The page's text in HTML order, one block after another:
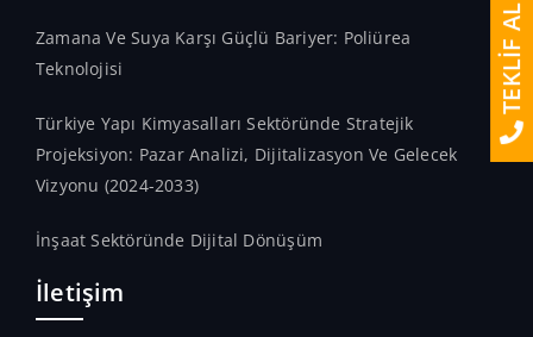
Zamana Ve Suya Karşı Güçlü Bariyer: Poliürea
Teknolojisi
Türkiye Yapı Kimyasalları Sektöründe Stratejik
Projeksiyon: Pazar Analizi, Dijitalizasyon Ve Gelecek
Vizyonu (2024-2033)
İnşaat Sektöründe Dijital Dönüşüm
İletişim
TEKLİF AL